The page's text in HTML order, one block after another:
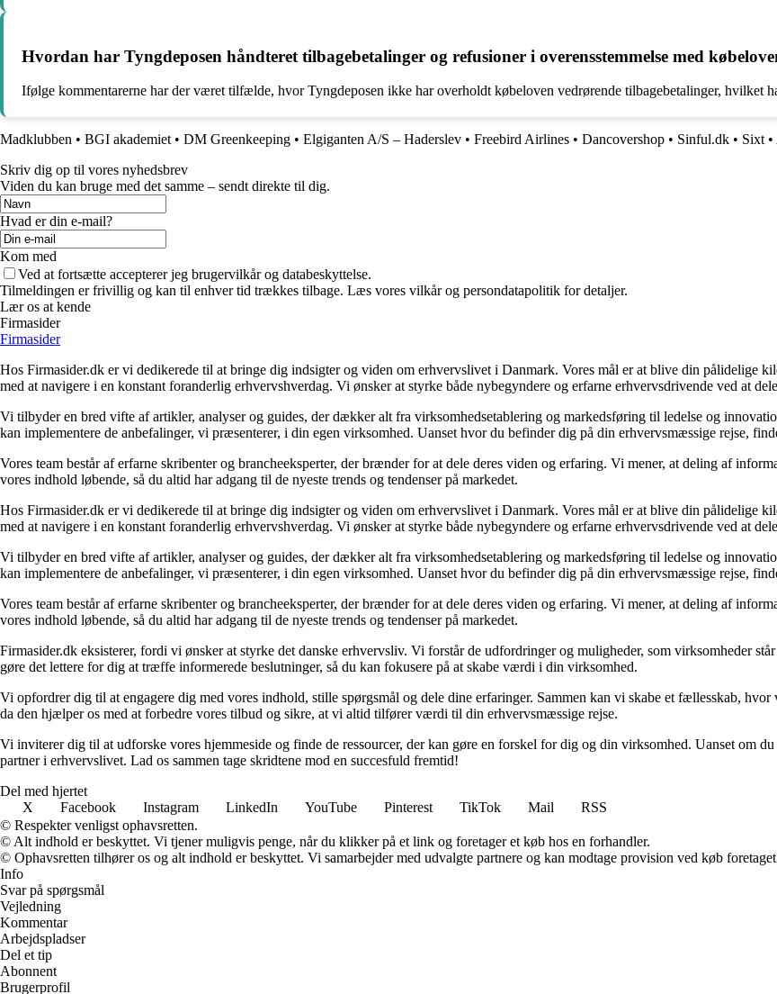
Hvordan har Tyngdeposen håndteret tilbagebetalinger og refusioner i overensstemmelse med
Ifølge kommentarerne har der været tilfælde, hvor Tyngdeposen ikke har overholdt købeloven vedrørende tilbagebetalinger, hvilket
Madklubben • BGI akademiet• DM Greenkeeping • Elgiganten A/S – Haderslev • Freebird Airlines • Dancovershop • Sinful.dk • Sixt•
Skriv dig op til vores nyhedsbrev
Viden du kan bruge med det samme – sendt direkte til dig.
Hvad er din e-mail?
Kom med
Ved at fortsætte accepterer jeg brugervilkår og databeskyttelse.
Tilmeldingen er frivillig og kan til enhver tid trækkes tilbage. Læs vores vilkår og persondatapolitik for detaljer.
Lær os at kende
Firmasider
Firmasider
Hos Firmasider.dk er vi dedikerede til at bringe dig indsigter og viden om erhvervslivet i Danmark. Vores mål er at blive din
med at navigere i en konstant foranderlig erhvervshverdag. Vi ønsker at styrke både nybegyndere og erfarne erhvervsdrivende ved at
Vi tilbyder en bred vifte af artikler, analyser og guides, der dækker alt fra virksomhedsetablering og markedsføring til ledelse og
kan implementere de anbefalinger, vi præsenterer, i din egen virksomhed. Uanset hvor du befinder dig på din erhvervsmæssige rejse,
Vores team består af erfarne skribenter og brancheeksperter, der brænder for at dele deres viden og erfaring. Vi mener, at deling af
vores indhold løbende, så du altid har adgang til de nyeste trends og tendenser på markedet.
Hos Firmasider.dk er vi dedikerede til at bringe dig indsigter og viden om erhvervslivet i Danmark. Vores mål er at blive din
med at navigere i en konstant foranderlig erhvervshverdag. Vi ønsker at styrke både nybegyndere og erfarne erhvervsdrivende ved at
Vi tilbyder en bred vifte af artikler, analyser og guides, der dækker alt fra virksomhedsetablering og markedsføring til ledelse og
kan implementere de anbefalinger, vi præsenterer, i din egen virksomhed. Uanset hvor du befinder dig på din erhvervsmæssige rejse,
Vores team består af erfarne skribenter og brancheeksperter, der brænder for at dele deres viden og erfaring. Vi mener, at deling af
vores indhold løbende, så du altid har adgang til de nyeste trends og tendenser på markedet.
Firmasider.dk eksisterer, fordi vi ønsker at styrke det danske erhvervsliv. Vi forstår de udfordringer og muligheder, som virksomheder
gøre det lettere for dig at træffe informerede beslutninger, så du kan fokusere på at skabe værdi i din virksomhed.
Vi opfordrer dig til at engagere dig med vores indhold, stille spørgsmål og dele dine erfaringer. Sammen kan vi skabe et fællesskab,
da den hjælper os med at forbedre vores tilbud og sikre, at vi altid tilfører værdi til din erhvervsmæssige rejse.
Vi inviterer dig til at udforske vores hjemmeside og finde de ressourcer, der kan gøre en forskel for dig og din virksomhed. Uanset om
partner i erhvervslivet. Lad os sammen tage skridtene mod en succesfuld fremtid!
Del med hjertet
X
Facebook Instagram LinkedIn YouTube Pinterest TikTok Mail
RSS
© Respekter venligst ophavsretten.
© Alt indhold er beskyttet. Vi tjener muligvis penge, når du klikker på et link og foretager et køb hos en forhandler.
© Ophavsretten tilhører os og alt indhold er beskyttet. Vi samarbejder med udvalgte partnere og kan modtage provision ved køb
Info
Svar på spørgsmål
Vejledning
Kommentar
Arbejdspladser
Del et tip
Abonnent
Brugerprofil